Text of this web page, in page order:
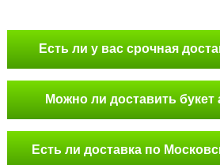
Есть ли у вас срочная
Можно ли доставить
Есть ли доставка по